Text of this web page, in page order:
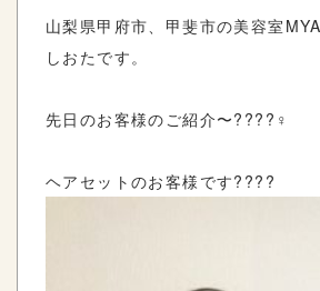
山梨県甲府市、甲斐市の美容室
しおたです。
先日のお客様のご紹介〜????‍♀️
ヘアセットのお客様です????